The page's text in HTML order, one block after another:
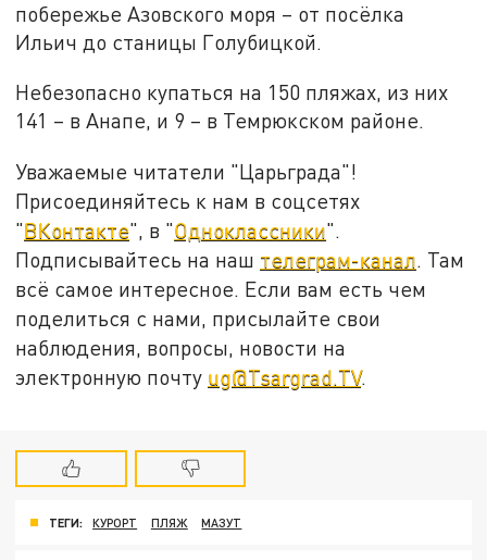
побережье Азовского моря – от посёлка
Ильич до станицы Голубицкой.
Небезопасно купаться на 150 пляжах, из них
141 – в Анапе, и 9 – в Темрюкском районе.
Уважаемые читатели "Царьграда"!
Присоединяйтесь к нам в соцсетях
"ВКонтакте", в "Одноклассники".
Подписывайтесь на наш телеграм-канал . Там
всё самое интересное. Если вам есть чем
поделиться с нами, присылайте свои
наблюдения, вопросы, новости на
электронную почту ug@Tsargrad.TV.
ТЕГИ: КУРОРТ ПЛЯЖ МАЗУТ